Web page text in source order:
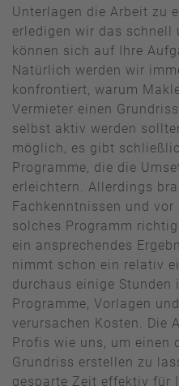
Unterlagen die Arbeit zu
erledigen wir das schnell
können sich auf Ihre
Natürlich werden wir
konfrontiert, warum
Vermieter einen
selbst aktiv werden
möglich, es gibt
Programme, die die
erleichtern. Allerdings
Fachkenntnissen und
solches Programm
ein ansprechendes
nimmt schon ein relativ
durchaus einige Stunden
Programme, Vorlagen
verursachen Kosten. Die
Profis wie uns, um einen
Grundriss erstellen zu
gesparte Zeit effektiv für